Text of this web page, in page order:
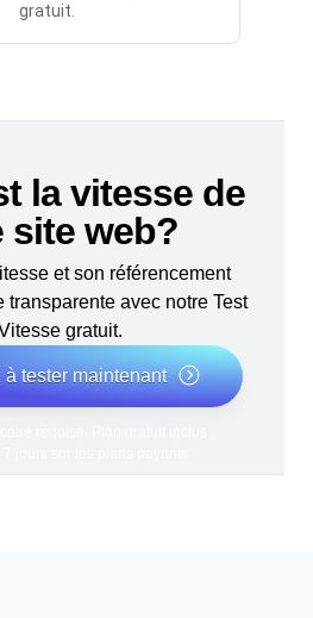
gratuit.
la vitesse de
site web?
et son référencement
transparente avec notre Test
gratuit.
tester maintenant